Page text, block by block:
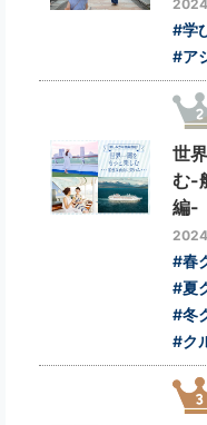
#学
#ア
世
む-
編-
#春
#夏
#冬
#ク